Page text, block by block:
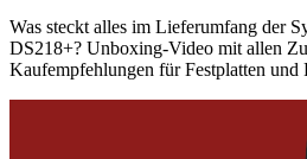
Was steckt alles im Lieferumfang der
DS218+? Unboxing-Video mit allen
Kaufempfehlungen für Festplatten und